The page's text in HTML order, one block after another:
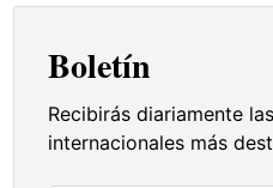
Boletín
Recibirás diariamente
internacionales más